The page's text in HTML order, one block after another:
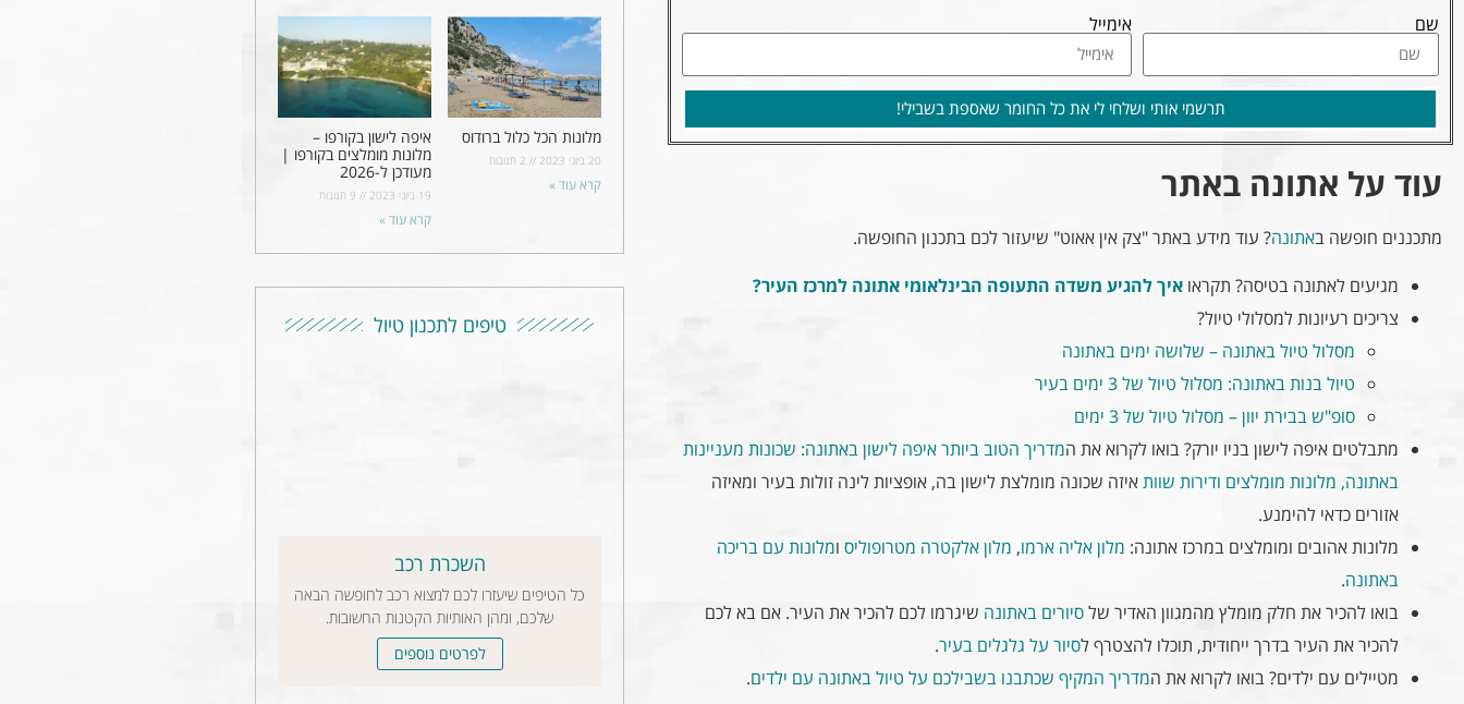
שם אימייל
תרשמי אותי ושלחי לי את כל החומר שאספת בשבילי!
עוד על אתונה באתר
מתכננים חופשה באתונה? עוד מידע באתר "צק אין אאוט" שיעזור לכם בתכנון החופשה.
מגיעים לאתונה בטיסה? תקראו איך להגיע משדה התעופה הבינלאומי אתונה למרכז העיר?
צריכים רעיונות למסלולי טיול?
מסלול טיול באתונה – שלושה ימים באתונה
טיול בנות באתונה: מסלול טיול של 3 ימים בעיר
סופ"ש בבירת יוון – מסלול טיול של 3 ימים
מתבלטים איפה לישון בניו יורק? בואו לקרוא את המדריך הטוב ביותראיפה לישון באתונה: שכונות מעניינות
באתונה, מלונות מומלצים ודירות שוותאיזה שכונה מומלצת לישון בה, אופציות לינה זולות בעיר ומאיזה
אזורים כדאי להימנע.
מלונות אהובים ומומלצים במרכז אתונה: מלון אליה ארמו, מלון אלקטרה מטרופוליס ומלונות עם בריכה
באתונה.
בואו להכיר את חלק מומלץ מהמגוון האדיר שלסיורים באתונה שיגרמו לכם להכיר את העיר. אם בא לכם
להכיר את העיר בדרך ייחודית, תוכלו להצטרף לסיור על גלגלים בעיר.
מטיילים עם ילדים? בואו לקרוא את המדריך המקיף שכתבנו בשבילכם על טיול באתונה עם ילדים.
מלונות הכל כלול ברודוס
20 ביוני 2023
קרא עוד »
איפה לישון בקורפו –
מלונות מומלצים בקורפו |
מעודכן ל-2026
19 ביוני 2023
קרא עוד »
טיפים לתכנון טיול
השכרת רכב
כל הטיפים שיעזרו לכם למצוא רכב לחופשה הבאה
שלכם, ומהן האותיות הקטנות החשובות.
לפרטים נוספים